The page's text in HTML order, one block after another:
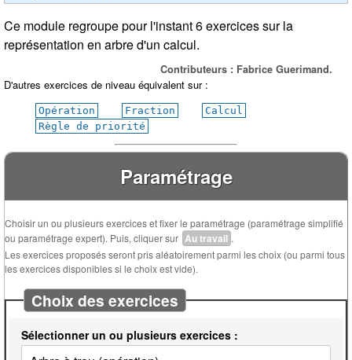
Ce module regroupe pour l'instant 6 exercices sur la
représentation en arbre d'un calcul.
Contributeurs : Fabrice Guerimand.
D'autres exercices de niveau équivalent sur :
Opération Fraction
Calcul
Règle de priorité
Paramétrage
Choisir un ou plusieurs exercices et fixer le paramétrage (paramétrage simplifié
ou paramétrage expert). Puis, cliquer sur Au travail .
Les exercices proposés seront pris aléatoirement parmi les choix (ou parmi tous
les exercices disponibles si le choix est vide).
Choix des exercices
Sélectionner un ou plusieurs exercices :